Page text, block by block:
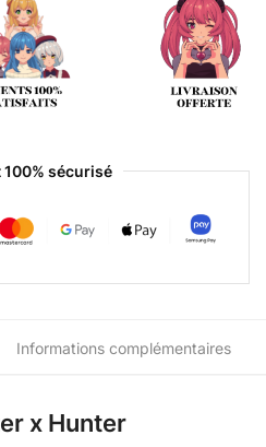
100% sécurisé
Informations complémentaires
x Hunter